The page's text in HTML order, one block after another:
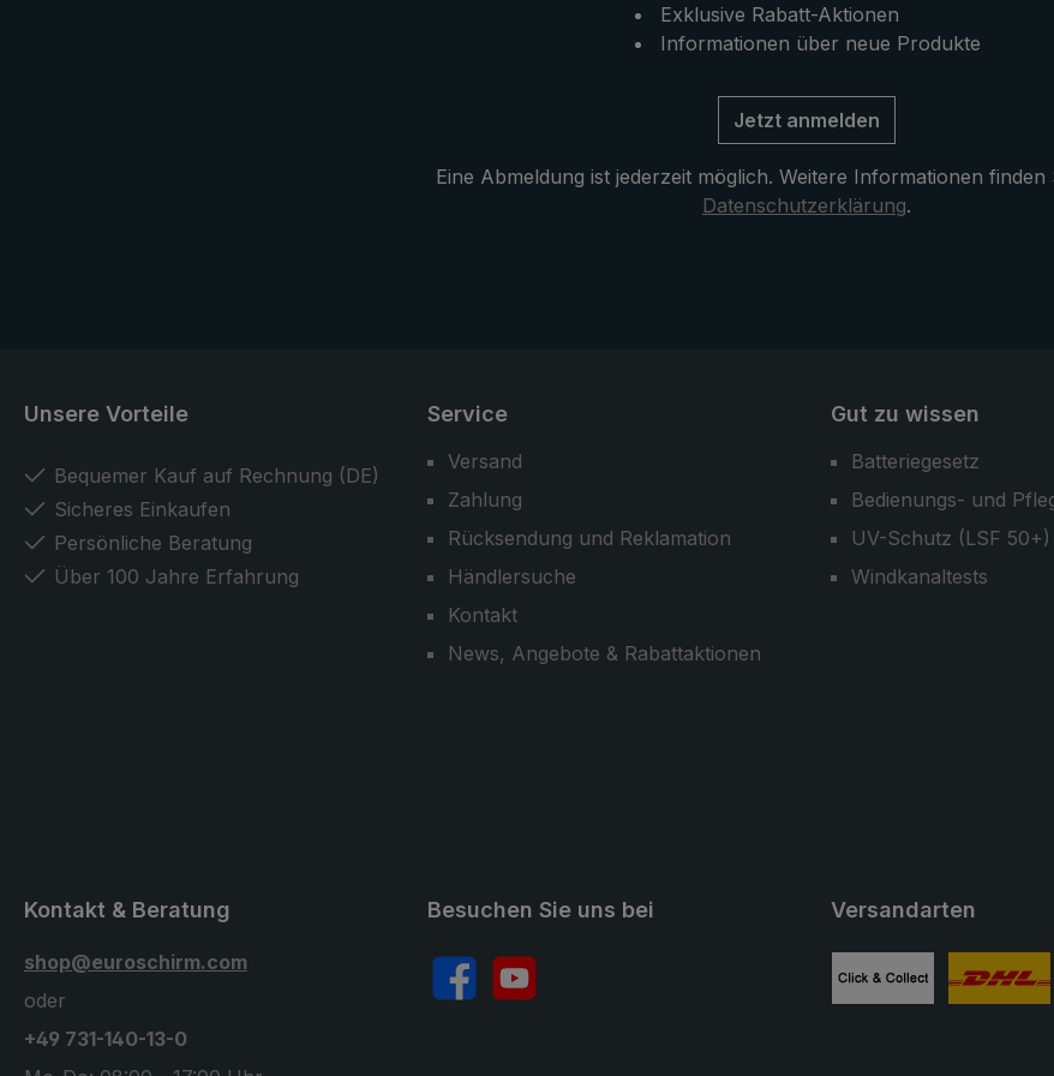
gesteckt, was für zusätzliche
Stabilität sorgt. Aufgenähte
Hüftgurt. Ist kein Rucksack
verfügbar, kann der
praktischen
Tragegurtsystem
Trekking-Stockschirm
als ganz normaler
Exklusive Rabatt-Aktionen
Informationen über neue Produkte
Jetzt anmelden
Eine Abmeldung ist jederzeit möglich. Weitere Informationen finden
Datenschutzerklärung.
Unsere Vorteile
Bequemer Kauf auf Rechnung (DE)
Sicheres Einkaufen
Persönliche Beratung
Über 100 Jahre Erfahrung
Service
Versand
Zahlung
Rücksendung und Reklamation
Händlersuche
Kontakt
News, Angebote & Rabattaktionen
Gut zu wissen
Batteriegesetz
Bedienungs- und
UV-Schutz (LSF 50+)
Windkanaltests
Besuchen Sie uns bei
FacebookYouTube
Kontakt & Beratung
shop@euroschirm.com
oder
+49 731-140-13-0
Versandarten